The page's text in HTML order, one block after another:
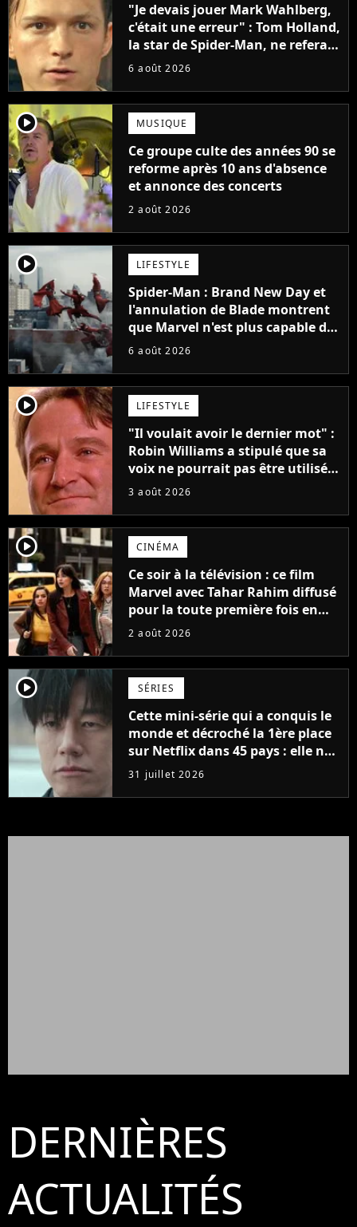
"Je devais jouer Mark Wahlberg,
c'était une erreur" : Tom Holland,
la star de Spider-Man, ne referait
pas ce blockbuster
6 août 2026
player2 MUSIQUE
Ce groupe culte des années 90 se
reforme après 10 ans d'absence
et annonce des concerts
2 août 2026
player2 LIFESTYLE
Spider-Man : Brand New Day et
l'annulation de Blade montrent
que Marvel n'est plus capable de
faire quoi que ce soit de simple
6 août 2026
player2 LIFESTYLE
"Il voulait avoir le dernier mot" :
Robin Williams a stipulé que sa
voix ne pourrait pas être utilisée
avant 2039, pourtant Disney
inédits
3 août 2026
player2 CINÉMA
Ce soir à la télévision : ce film
Marvel avec Tahar Rahim diffusé
pour la toute première fois en
France
2 août 2026
player2 SÉRIES
Cette mini-série qui a conquis le
monde et décroché la 1ère place
sur Netflix dans 45 pays : elle ne
compte que 10 épisodes et c'est
un phénomène mondial
31 juillet 2026
DERNIÈRES
ACTUALITÉS